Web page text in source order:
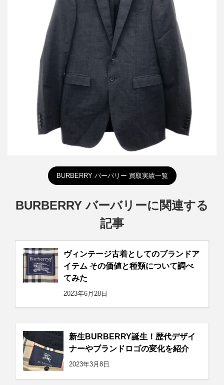
バーバリープローサム セットアップスーツ
買取金額9,600円
詳しく見る
BURBERRY バーバリー 買取実績一覧
BURBERRY バーバリーに関連する
記事
ヴィンテージ古着としてのブランドア
イテム その価値と種類について調べ
てみた
2023年6月28日
新生BURBERRY誕生！歴代デザイ
ナーやブランドロゴの変化を紹介
2023年3月8日